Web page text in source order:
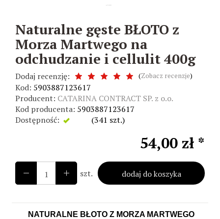
Naturalne gęste BŁOTO z
Morza Martwego na
odchudzanie i cellulit 400g
Dodaj recenzję: (Zobacz recenzje)
Kod: 5903887123617
Producent: CATARINA CONTRACT SP. z o.o.
Kod producenta: 5903887123617
Dostępność:
(341 szt.)
54,00 zł *
szt. dodaj do koszyka
NATURALNE BŁOTO Z MORZA MARTWEGO